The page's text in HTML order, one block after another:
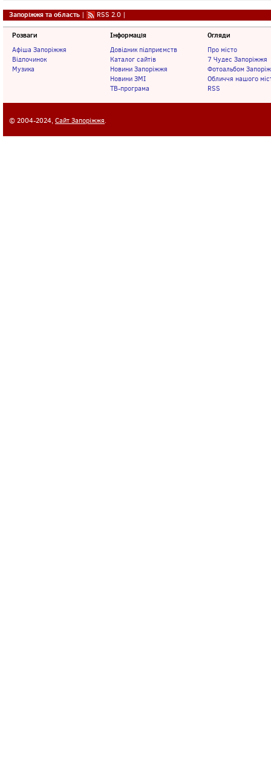
Запоріжжя та область | RSS 2.0 |
Розваги
Афіша Запоріжжя
Відпочинок
Музика
Інформація
Довідник підприємств
Каталог сайтів
Новини Запоріжжя
Новини ЗМІ
ТВ-програма
Огляди
Про місто
7 Чудес Запоріжжя
Фотоальбом
Обличчя нашого
RSS
© 2004-2024, Сайт Запоріжжя.